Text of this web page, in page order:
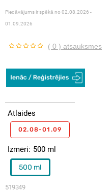
Piedāvājums ir spēkā no 02.08.2026 -
01.09.2026
( 0 ) atsauksmes
519349
Izmēri 500 ml
500 ml
Atlaides
02.08-01.09